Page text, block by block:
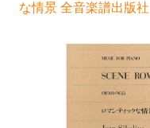
な情景 全音楽譜出版